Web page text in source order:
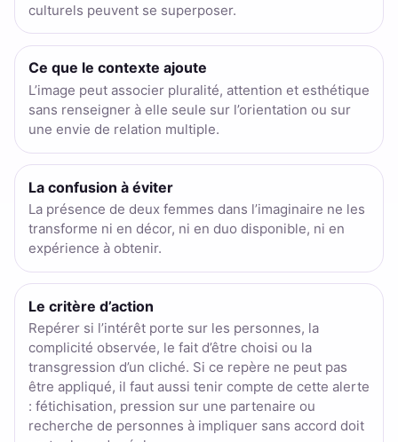
culturels peuvent se superposer.
Ce que le contexte ajoute
L’image peut associer pluralité, attention et esthétique
sans renseigner à elle seule sur l’orientation ou sur
une envie de relation multiple.
La confusion à éviter
La présence de deux femmes dans l’imaginaire ne les
transforme ni en décor, ni en duo disponible, ni en
expérience à obtenir.
Le critère d’action
Repérer si l’intérêt porte sur les personnes, la
complicité observée, le fait d’être choisi ou la
transgression d’un cliché. Si ce repère ne peut pas
être appliqué, il faut aussi tenir compte de cette alerte
: fétichisation, pression sur une partenaire ou
recherche de personnes à impliquer sans accord doit